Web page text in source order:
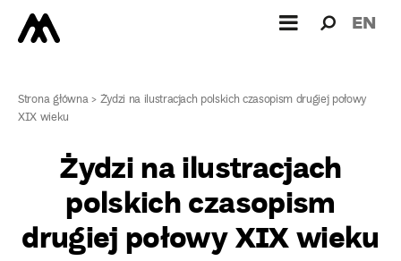
dla: EN
Strona główna>Żydzi na ilustracjach polskich czasopism drugiej połowy
XIX wieku
Żydzi na ilustracjach
polskich czasopism
drugiej połowy XIX wieku